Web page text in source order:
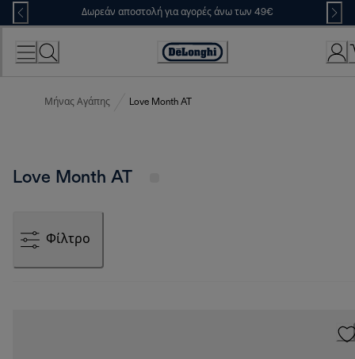
Skip
to
Content
Δωρεάν αποστολή για αγορές άνω των 49€
Accessibility
Μήνας Αγάπης Love Month AT
Love Month AT
Φίλτρο